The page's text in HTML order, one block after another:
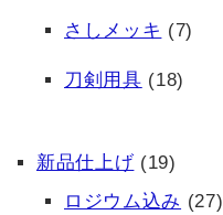
さしメッキ (7)
刀剣用具 (18)
新品仕上げ (19)
ロジウム込み (27)